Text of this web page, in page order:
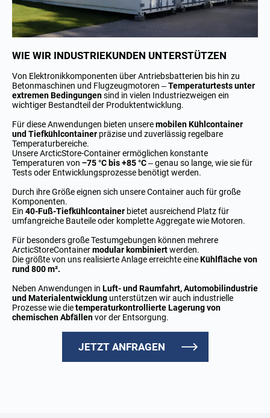
WIE WIR INDUSTRIEKUNDEN UNTERSTÜTZEN
Von Elektronikkomponenten über Antriebsbatterien bis hin zu
Betonmaschinen und Flugzeugmotoren –Temperaturtests unter
extremen Bedingungensind in vielen Industriezweigen ein
wichtiger Bestandteil der Produktentwicklung.
Für diese Anwendungen bieten unseremobilen Kühlcontainer
und Tiefkühlcontainer präzise und zuverlässig regelbare
Temperaturbereiche.
Unsere ArcticStore-Container ermöglichen konstante
Temperaturen von −75 °C bis +85 °C– genau so lange, wie sie für
Tests oder Entwicklungsprozesse benötigt werden.
Durch ihre Größe eignen sich unsere Container auch für große
Komponenten.
Ein 40-Fuß-Tiefkühlcontainer bietet ausreichend Platz für
umfangreiche Bauteile oder komplette Aggregate wie Motoren.
Für besonders große Testumgebungen können mehrere
ArcticStoreContainermodular kombiniertwerden.
Die größte von uns realisierte Anlage erreichte eineKühlfläche von
rund 800 m².
Neben Anwendungen in Luft- und Raumfahrt, Automobilindustrie
und Materialentwicklung unterstützen wir auch industrielle
Prozesse wie dietemperaturkontrollierte Lagerung von
chemischen Abfällenvor der Entsorgung.
JETZT ANFRAGEN